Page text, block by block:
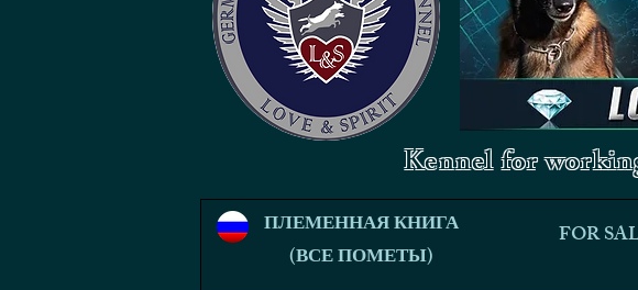
Kennel for
ПЛЕМЕННАЯ КНИГА
(ВСЕ ПОМЕТЫ)
FOR